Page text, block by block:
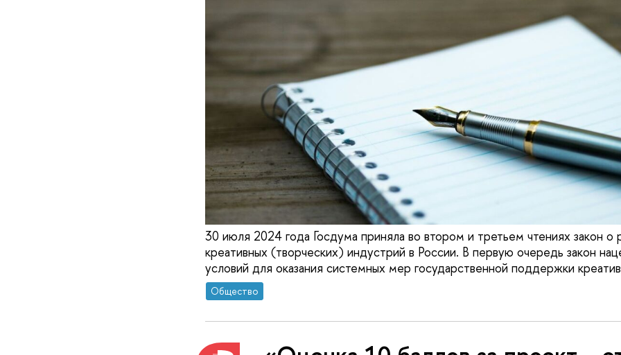
30 июля 2024 года Госдума приняла во втором и третьем чтениях закон о
креативных (творческих) индустрий в России. В первую очередь закон
условий для оказания системных мер государственной поддержки
Общество